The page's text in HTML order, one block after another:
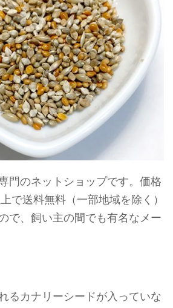
門のネットショップです。価格
で送料無料（一部地域を除く）
で、飼い主の間でも有名なメー
るカナリーシードが入っていな